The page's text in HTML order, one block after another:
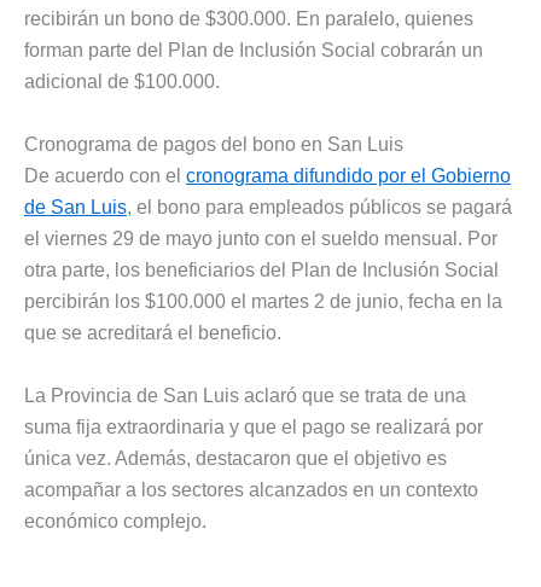
recibirán un bono de $300.000. En paralelo, quienes
forman parte del Plan de Inclusión Social cobrarán un
adicional de $100.000.
Cronograma de pagos del bono en San Luis
De acuerdo con el cronograma difundido por el Gobierno
de San Luis, el bono para empleados públicos se pagará
el viernes 29 de mayo junto con el sueldo mensual. Por
otra parte, los beneficiarios del Plan de Inclusión Social
percibirán los $100.000 el martes 2 de junio, fecha en la
que se acreditará el beneficio.
La Provincia de San Luis aclaró que se trata de una
suma fija extraordinaria y que el pago se realizará por
única vez. Además, destacaron que el objetivo es
acompañar a los sectores alcanzados en un contexto
económico complejo.